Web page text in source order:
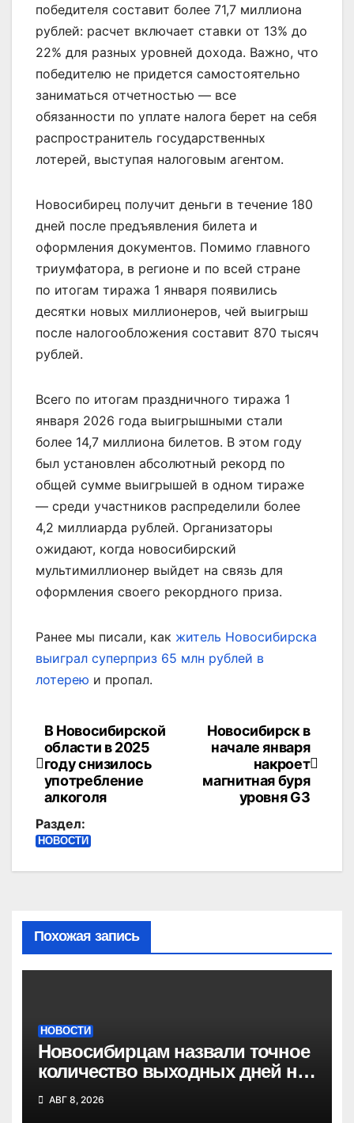
победителя составит более 71,7 миллиона
рублей: расчет включает ставки от 13% до
22% для разных уровней дохода. Важно, что
победителю не придется самостоятельно
заниматься отчетностью — все
обязанности по уплате налога берет на себя
распространитель государственных
лотерей, выступая налоговым агентом.
Новосибирец получит деньги в течение 180
дней после предъявления билета и
оформления документов. Помимо главного
триумфатора, в регионе и по всей стране
по итогам тиража 1 января появились
десятки новых миллионеров, чей выигрыш
после налогообложения составит 870 тысяч
рублей.
Всего по итогам праздничного тиража 1
января 2026 года выигрышными стали
более 14,7 миллиона билетов. В этом году
был установлен абсолютный рекорд по
общей сумме выигрышей в одном тираже
— среди участников распределили более
4,2 миллиарда рублей. Организаторы
ожидают, когда новосибирский
мультимиллионер выйдет на связь для
оформления своего рекордного приза.
Ранее мы писали, как житель Новосибирска
выиграл суперприз 65 млн рублей в
лотерею и пропал.
Навигация
по
записям
Новосибирск в
начале января
накроет
магнитная буря
уровня G3
В Новосибирской
области в 2025
году снизилось
употребление
алкоголя
Раздел:
НОВОСТИ
Похожая запись
НОВОСТИ
Новосибирцам назвали точное
количество выходных дней на
праздники в 2027 году
АВГ 8, 2026